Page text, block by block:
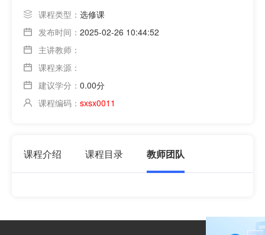
课程类型： 选修课
发布时间： 2025-02-26 10:44:52
主讲教师：
课程来源：
建议学分： 0.00分
课程编码： sxsx0011
课程介绍 课程目录 教师团队